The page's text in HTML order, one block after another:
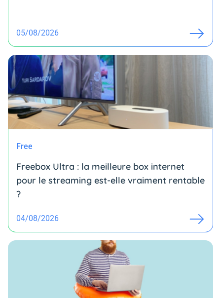
05/08/2026
Free
Freebox Ultra : la meilleure box internet
pour le streaming est-elle vraiment rentable
?
04/08/2026